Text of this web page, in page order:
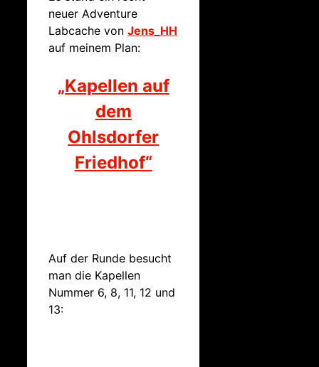
neuer Adventure
Labcache von Jens_HH
auf meinem Plan:
„Kapellen auf
dem
Ohlsdorfer
Friedhof“
Auf der Runde besucht
man die Kapellen
Nummer 6, 8, 11, 12 und
13: